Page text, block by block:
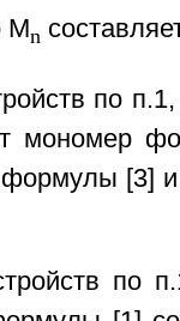
Мn
по
мономер
[3]
по